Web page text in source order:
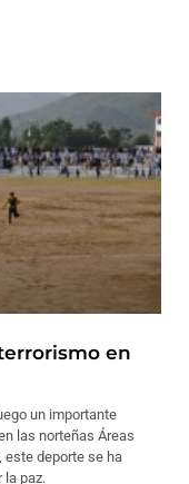
en
un importante
las norteñas Áreas
este deporte se ha
la paz.